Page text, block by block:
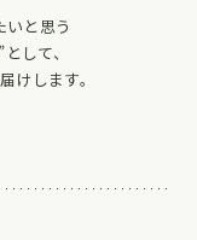
と思う
して、
けします。